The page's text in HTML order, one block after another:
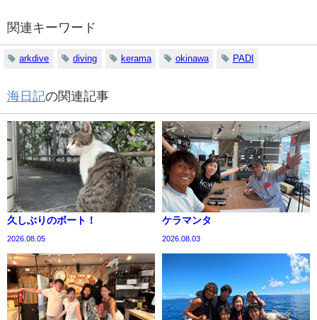
関連キーワード
arkdive diving kerama okinawa PADI
海日記の関連記事
久しぶりのボート！
2026.08.05
ケラマンタ
2026.08.03